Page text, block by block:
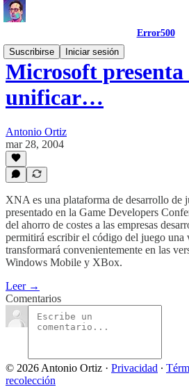
Error500
Suscribirse
Iniciar sesión
Microsoft
unificar…
Antonio Ortiz
mar 28, 2004
XNA es una plataforma de desarrollo de
presentado en la Game Developers
del ahorro de costes a las empresas
permitirá escribir el código del juego
transformará convenientemente en las
Windows Mobile y XBox.
Leer →
Comentarios
© 2026 Antonio Ortiz · Privacidad ∙
recolección